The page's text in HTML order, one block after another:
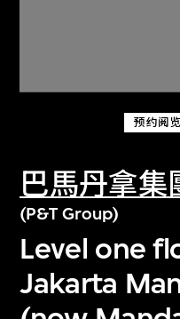
预约阅览
巴馬丹拿集
(P&T Group)
Level one
Jakarta
关于M+藏品
探索世界顶级的
文化藏品。